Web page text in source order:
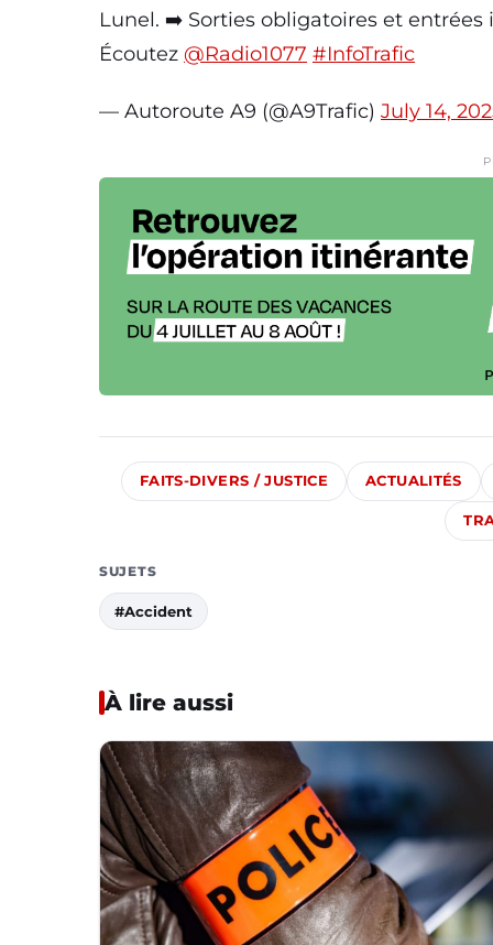
Lunel. ➡️ Sorties obligatoires et entrées
Écoutez @Radio1077 #InfoTrafic
— Autoroute A9 (@A9Trafic) July 14,
FAITS-DIVERS / JUSTICE ACTUALITÉS
SUJETS
#Accident
À lire aussi